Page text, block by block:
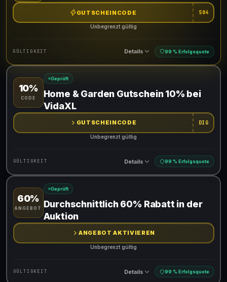
GUTSCHEINCODE S04
Unbegrenzt gültig
GÜLTIGKEIT Details 99 % Erfolgsquote
Gültig für teilnehmende Produkte
Gib den Code an der Kasse ein, um den Rabatt zu erhalten
10%
CODE
Geprüft
Home & Garden Gutschein 10% bei
VidaXL
GUTSCHEINCODE DIG
Unbegrenzt gültig
GÜLTIGKEIT Details 99 % Erfolgsquote
Gültig für teilnehmende Produkte
Gib den Code an der Kasse ein, um den Rabatt zu erhalten
60%
ANGEBOT
Geprüft
Durchschnittlich 60% Rabatt in der
Auktion
ANGEBOT AKTIVIEREN
Unbegrenzt gültig
GÜLTIGKEIT Details 99 % Erfolgsquote